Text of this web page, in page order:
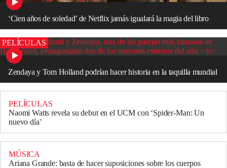
‘Cien años de soledad’ de Netflix jamás igualará la magia del libro
PELÍCULAS
Zendaya y Tom Holland podrían hacer historia en la taquilla mundial
PELÍCULAS
Naomi Watts revela su debut en el UCM con ‘Spider-Man: Un
nuevo día’
MÚSICA
Ariana Grande: basta de hacer suposiciones sobre los cuerpos